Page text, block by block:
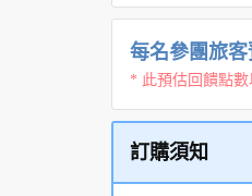
每名參團旅
* 此預估回饋點
訂購須知